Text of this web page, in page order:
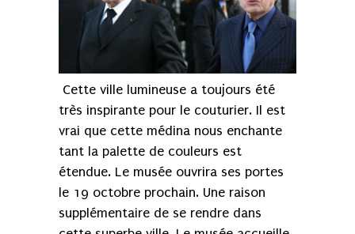
Cette ville lumineuse a toujours été
très inspirante pour le couturier. Il est
vrai que cette médina nous enchante
tant la palette de couleurs est
étendue. Le musée ouvrira ses portes
le 19 octobre prochain. Une raison
supplémentaire de se rendre dans